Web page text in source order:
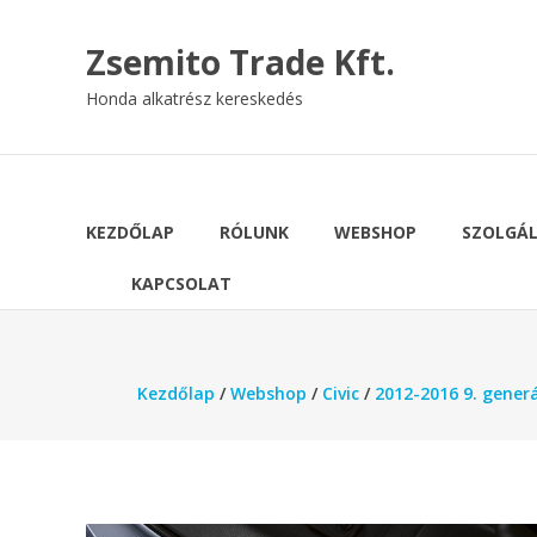
Zsemito Trade Kft.
Honda alkatrész kereskedés
KEZDŐLAP RÓLUNK WEBSHOP
KAPCSOLAT
Kezdőlap /Webshop / Civic/ 2012-2016 9.